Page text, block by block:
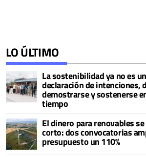
LO ÚLTIMO
La sostenibilidad ya no es
declaración de intenciones,
demostrarse y sostenerse
tiempo
El dinero para renovables
corto: dos convocatorias
presupuesto un 110%